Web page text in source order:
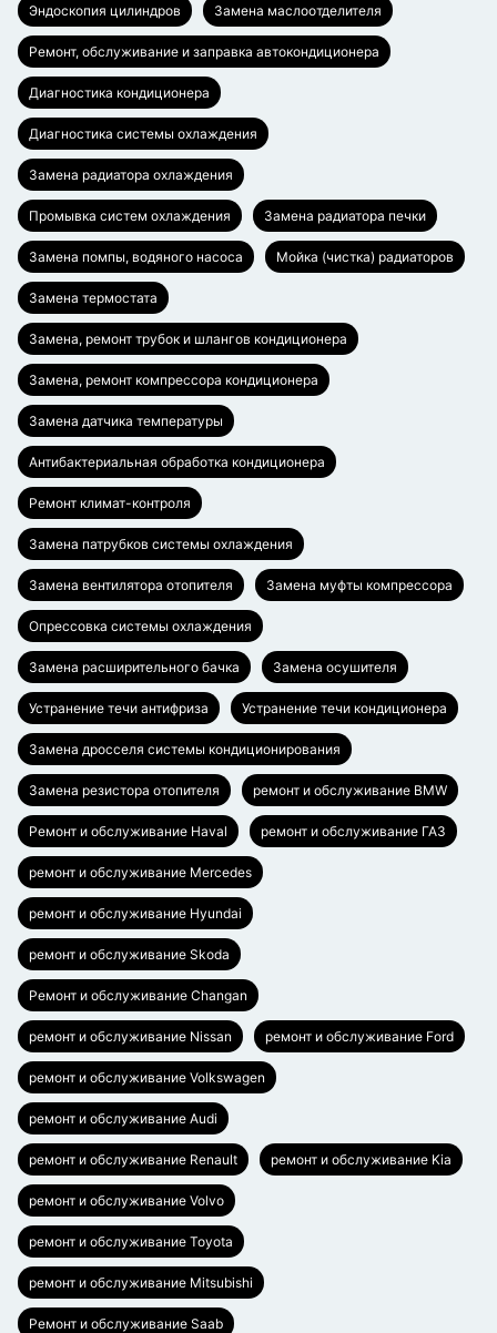
Эндоскопия цилиндров Замена маслоотделителя
Ремонт, обслуживание и заправка автокондиционера
Диагностика кондиционера
Диагностика системы охлаждения
Замена радиатора охлаждения
Промывка систем охлаждения Замена радиатора печки
Замена помпы, водяного насоса Мойка (чистка) радиаторов
Замена термостата
Замена, ремонт трубок и шлангов кондиционера
Замена, ремонт компрессора кондиционера
Замена датчика температуры
Антибактериальная обработка кондиционера
Ремонт климат-контроля
Замена патрубков системы охлаждения
Замена вентилятора отопителя Замена муфты компрессора
Опрессовка системы охлаждения
Замена расширительного бачка Замена осушителя
Устранение течи антифриза Устранение течи кондиционера
Замена дросселя системы кондиционирования
Замена резистора отопителя ремонт и обслуживание BMW
Ремонт и обслуживание Haval ремонт и обслуживание ГАЗ
ремонт и обслуживание Mercedes
ремонт и обслуживание Hyundai
ремонт и обслуживание Skoda
Ремонт и обслуживание Changan
ремонт и обслуживание Nissan ремонт и обслуживание Ford
ремонт и обслуживание Volkswagen
ремонт и обслуживание Audi
ремонт и обслуживание Renault ремонт и обслуживание Kia
ремонт и обслуживание Volvo
ремонт и обслуживание Toyota
ремонт и обслуживание Mitsubishi
Ремонт и обслуживание Saab